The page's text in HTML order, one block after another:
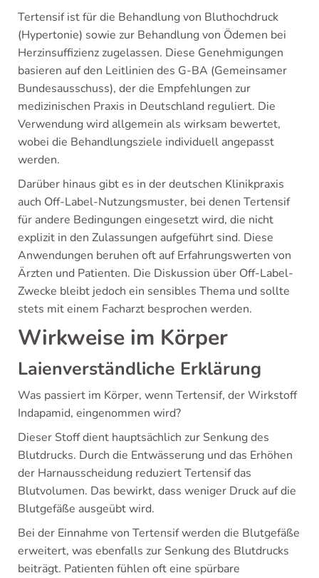
Tertensif ist für die Behandlung von Bluthochdruck
(Hypertonie) sowie zur Behandlung von Ödemen bei
Herzinsuffizienz zugelassen. Diese Genehmigungen
basieren auf den Leitlinien des G-BA (Gemeinsamer
Bundesausschuss), der die Empfehlungen zur
medizinischen Praxis in Deutschland reguliert. Die
Verwendung wird allgemein als wirksam bewertet,
wobei die Behandlungsziele individuell angepasst
werden.
Darüber hinaus gibt es in der deutschen Klinikpraxis
auch Off-Label-Nutzungsmuster, bei denen Tertensif
für andere Bedingungen eingesetzt wird, die nicht
explizit in den Zulassungen aufgeführt sind. Diese
Anwendungen beruhen oft auf Erfahrungswerten von
Ärzten und Patienten. Die Diskussion über Off-Label-
Zwecke bleibt jedoch ein sensibles Thema und sollte
stets mit einem Facharzt besprochen werden.
Wirkweise im Körper
Laienverständliche Erklärung
Was passiert im Körper, wenn Tertensif, der Wirkstoff
Indapamid, eingenommen wird?
Dieser Stoff dient hauptsächlich zur Senkung des
Blutdrucks. Durch die Entwässerung und das Erhöhen
der Harnausscheidung reduziert Tertensif das
Blutvolumen. Das bewirkt, dass weniger Druck auf die
Blutgefäße ausgeübt wird.
Bei der Einnahme von Tertensif werden die Blutgefäße
erweitert, was ebenfalls zur Senkung des Blutdrucks
beiträgt. Patienten fühlen oft eine spürbare